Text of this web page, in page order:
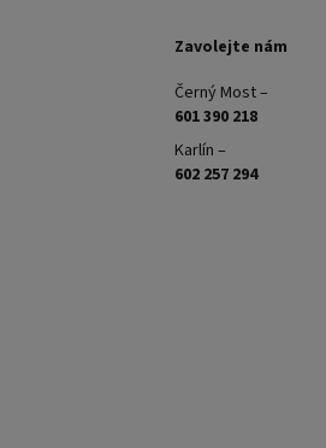
Zavolejte nám
Černý Most –
601 390 218
Karlín –
602 257 294